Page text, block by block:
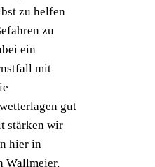
zu helfen
zu
ein
mit
gut
stärken wir
hier in
Wallmeier,